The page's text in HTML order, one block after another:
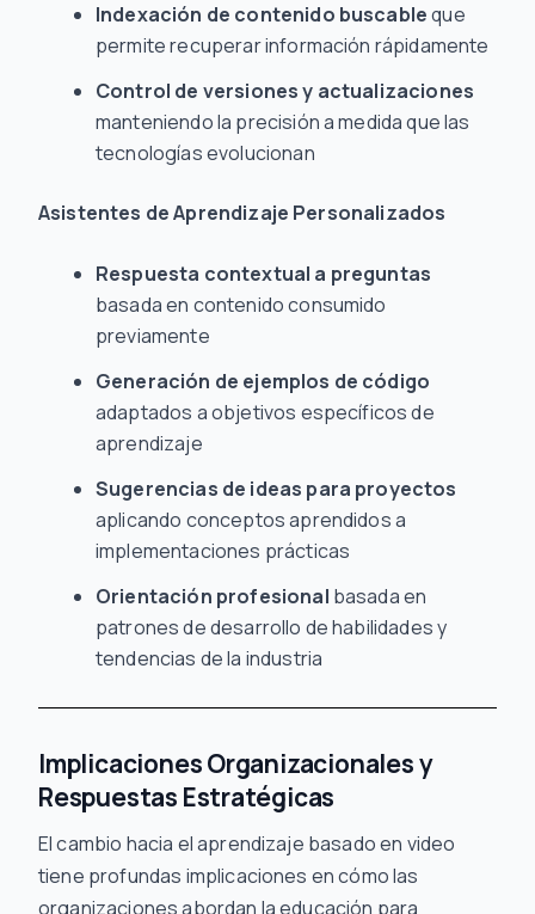
Indexación de contenido buscableque
permite recuperar información rápidamente
Control de versiones y actualizaciones
manteniendo la precisión a medida que las
tecnologías evolucionan
Asistentes de Aprendizaje Personalizados
Respuesta contextual a preguntas
basada en contenido consumido
previamente
Generación de ejemplos de código
adaptados a objetivos específicos de
aprendizaje
Sugerencias de ideas para proyectos
aplicando conceptos aprendidos a
implementaciones prácticas
Orientación profesional basada en
patrones de desarrollo de habilidades y
tendencias de la industria
Implicaciones Organizacionales y
Respuestas Estratégicas
El cambio hacia el aprendizaje basado en video
tiene profundas implicaciones en cómo las
organizaciones abordan la educación para